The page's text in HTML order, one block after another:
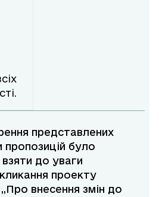
представлених
пропозицій було
до уваги
проекту
внесення змін до